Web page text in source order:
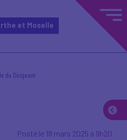
et Moselle
du Dirigeant
Posté le 18 mars 2025 à 9h20